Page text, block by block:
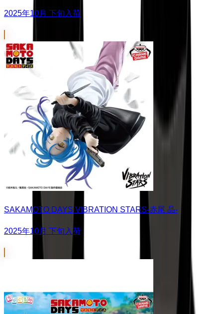
2025年10月 下旬入荷
SAKAMOTO DAYS VIBRATION STARS-赤尾 晶-
2025年10月 下旬入荷